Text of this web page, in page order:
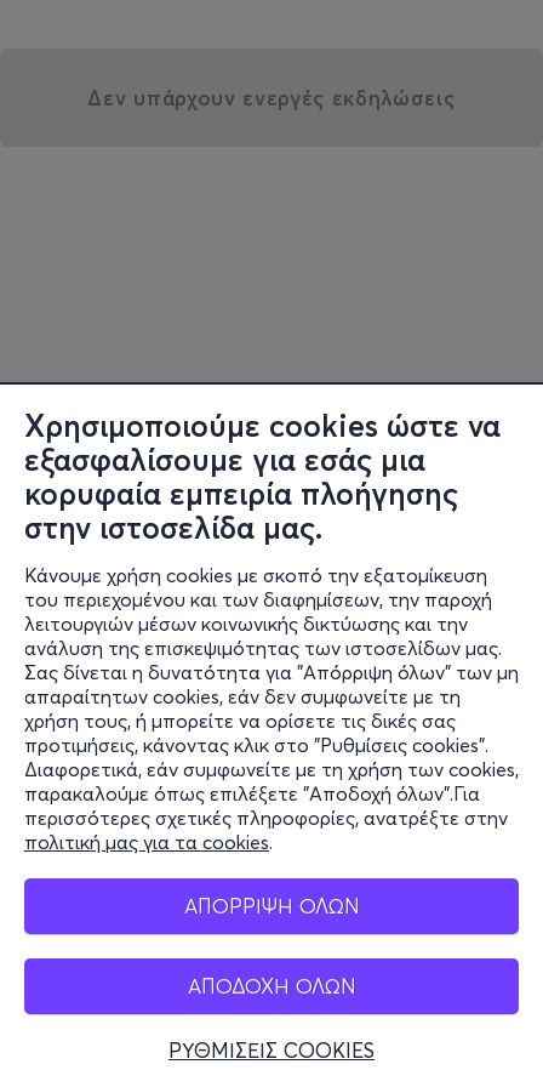
Χρησιμοποιούμε cookies ώστε να
εξασφαλίσουμε για εσάς μια
κορυφαία εμπειρία πλοήγησης
στην ιστοσελίδα μας.
Κάνουμε χρήση cookies με σκοπό την εξατομίκευση
του περιεχομένου και των διαφημίσεων, την παροχή
λειτουργιών μέσων κοινωνικής δικτύωσης και την
ανάλυση της επισκεψιμότητας των ιστοσελίδων μας.
Σας δίνεται η δυνατότητα για "Απόρριψη όλων" των μη
απαραίτητων cookies, εάν δεν συμφωνείτε με τη
χρήση τους, ή μπορείτε να ορίσετε τις δικές σας
προτιμήσεις, κάνοντας κλικ στο "Ρυθμίσεις cookies".
Διαφορετικά, εάν συμφωνείτε με τη χρήση των cookies,
παρακαλούμε όπως επιλέξετε "Αποδοχή όλων".Για
περισσότερες σχετικές πληροφορίες, ανατρέξτε στην
πολιτική μας για τα cookies.
ΑΠΟΡΡΙΨΗ ΟΛΩΝ
ΑΠΟΔΟΧΗ ΟΛΩΝ
ΡΥΘΜΙΣΕΙΣ COOKIES
Δεν υπάρχουν ενεργές εκδηλώσεις